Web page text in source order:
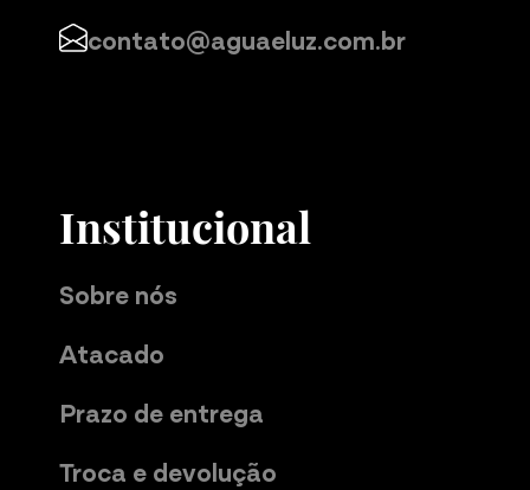
contato@aguaeluz.com.br
Institucional
Sobre nós
Atacado
Prazo de entrega
Troca e devolução